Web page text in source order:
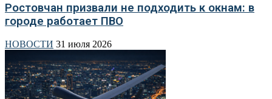
Ростовчан призвали не подходить к окнам: в
городе работает ПВО
НОВОСТИ 31 июля 2026